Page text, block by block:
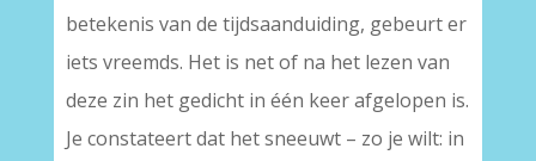
betekenis van de tijdsaanduiding, gebeurt er
iets vreemds. Het is net of na het lezen van
deze zin het gedicht in één keer afgelopen is.
Je constateert dat het sneeuwt – zo je wilt: in